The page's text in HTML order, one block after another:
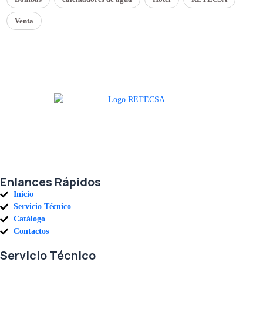
Venta
Enlances Rápidos
Inicio
Servicio Técnico
Catálogo
Contactos
Servicio Técnico